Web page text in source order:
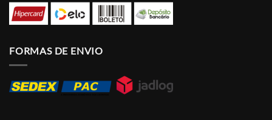
FORMAS DE ENVIO